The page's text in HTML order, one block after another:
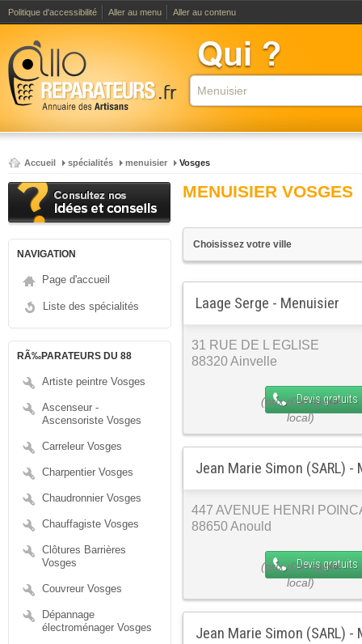
Politique d'accessibilité Aller au menu Aller au contenu
Accueil spécialités menuisier Vosges
NAVIGATION
Page d'accueil
Liste des spécialités
RÃ‰PARATEURS DU 88
Artiste peintre Vosges
Ascenseur -
Ascensoriste Vosges
Carreleur Vosges
Charpentier Vosges
Chaudronnier Vosges
Chauffagiste Vosges
Clôtures Barrières
Vosges
Couvreur Vosges
Dépannage
électroménager Vosges
MENUISIER VOSGES
Laage Serge - Menuisier
31 RUE DE L EGLISE
88320 Ainvelle
Devis gratuits
Jean Marie Simon (SARL) -
447 AVENUE HENRI
88650 Anould
Devis gratuits
Jean Marie Simon (SARL) -